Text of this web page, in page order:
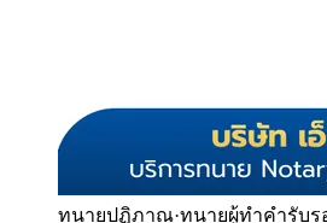
ทนายปฏิภาณ·ทนายผู้ทำคำรับร